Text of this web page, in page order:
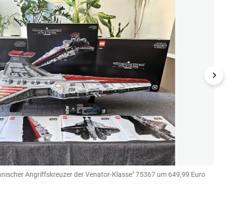
Angriffskreuzer der Venator-Klasse" 75367 um 649,99 Euro